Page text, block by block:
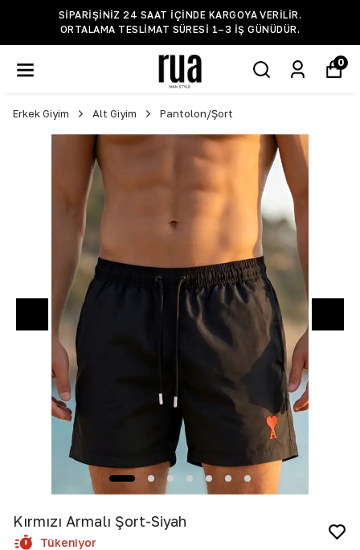
SIPARIŞINIZ 24 SAAT IÇINDE KARGOYA VERILIR.
ORTALAMA TESLIMAT SÜRESI 1–3 IŞ GÜNÜDÜR.
0
Erkek Giyim Alt Giyim Pantolon/Şort
Kırmızı Armalı Şort-Siyah
Tükeniyor